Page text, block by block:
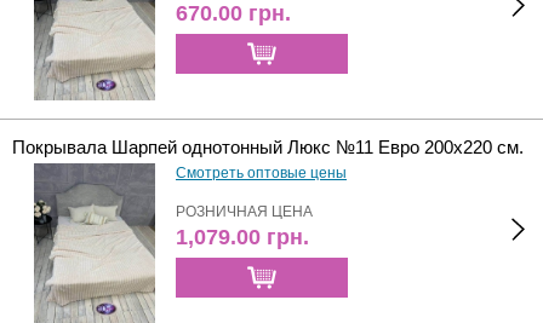
670.00 грн.
Покрывала Шарпей однотонный Люкс №11 Евро 200х220 см.
Смотреть оптовые цены
РОЗНИЧНАЯ ЦЕНА
1,079.00 грн.